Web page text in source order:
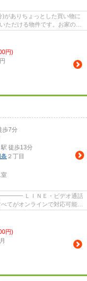
ありちょっとした買い物に
ただける物件です。お家の中
円)
歩7分
駅 徒歩13分
２丁目
室
ＩＮＥ・ビデオ通話
てがオンラインで対応可能ー
マートフォンだけで
円)